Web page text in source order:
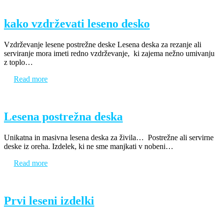
kako vzdrževati leseno desko
Vzdrževanje lesene postrežne deske Lesena deska za rezanje ali
serviranje mora imeti redno vzdrževanje, ki zajema nežno umivanju
z toplo…
Read more
Lesena postrežna deska
Unikatna in masivna lesena deska za živila… Postrežne ali servirne
deske iz oreha. Izdelek, ki ne sme manjkati v nobeni…
Read more
Prvi leseni izdelki